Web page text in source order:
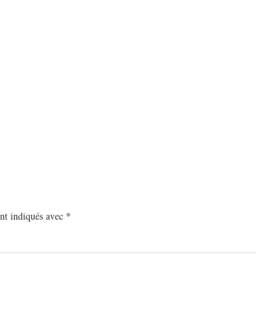
indiqués avec *